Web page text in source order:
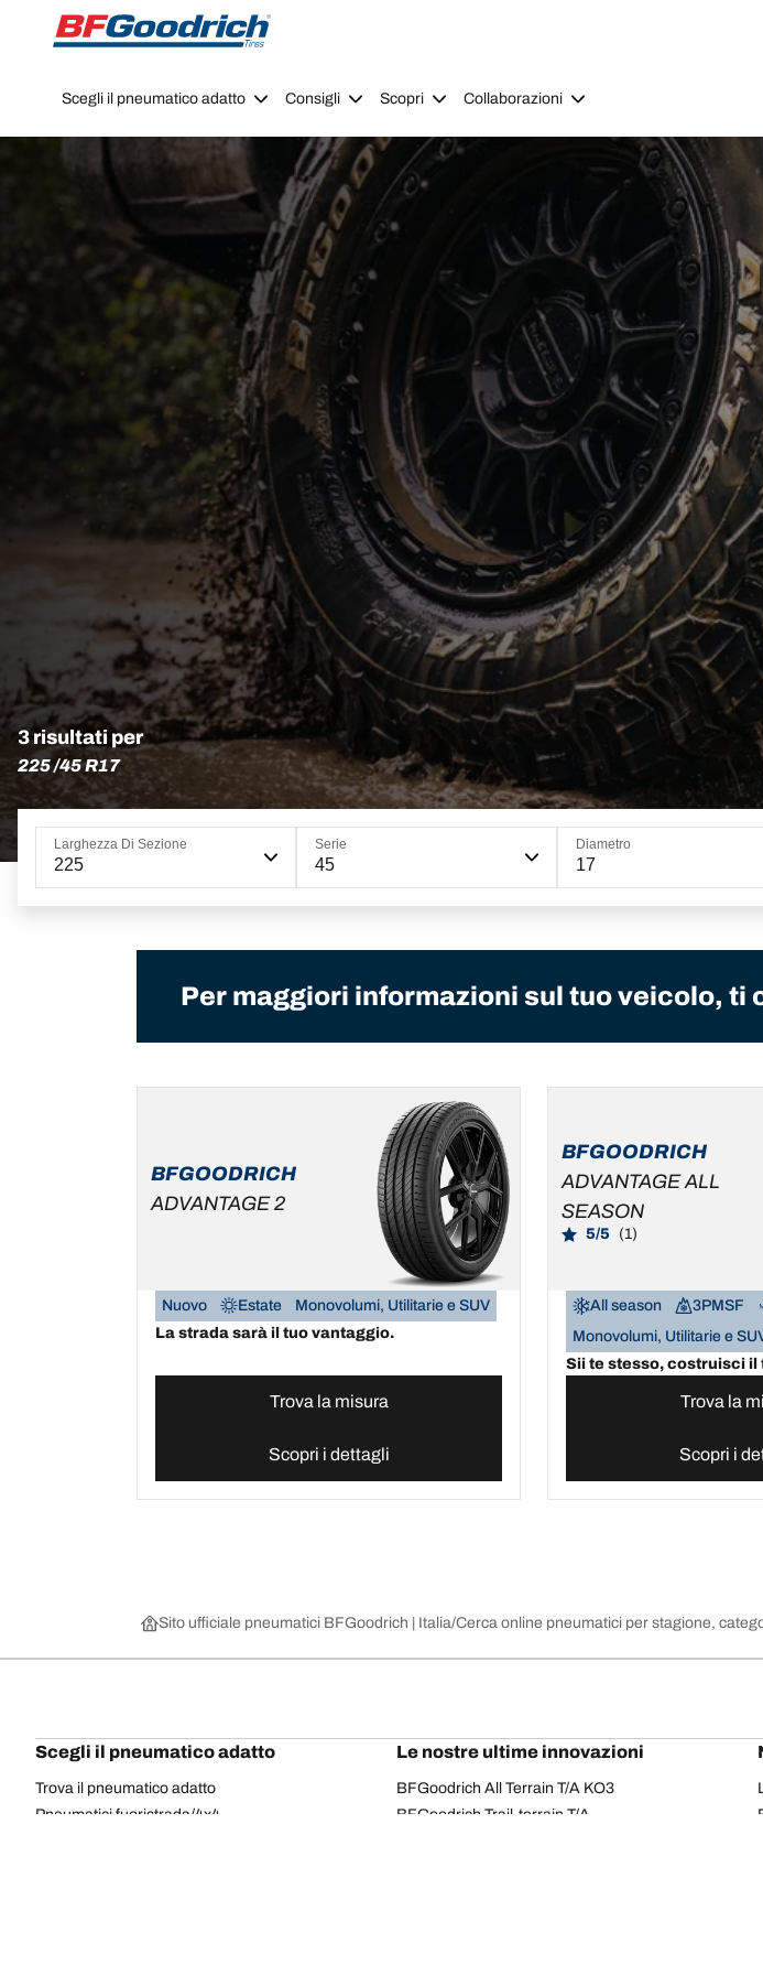
Go to page content
Go to page navigation
Scegli il pneumatico adatto Consigli Scopri Collaborazioni
3 risultati per
225 /45 R17
Larghezza Di Sezione
225
Serie
45
Diametro
17
Per maggiori informazioni sul tuo veicolo,
BFGOODRICH
ADVANTAGE 2
Nuovo Estate
Monovolumi, Utilitarie e SUV
La strada sarà il tuo vantaggio.
Trova la misura
Scopri i dettagli
BFGOODRICH
ADVANTAGE ALL
SEASON
5/5 (1)
All season 3PMSF
Monovolumi, Utilitarie e
Sii te stesso, costruisci il
Trova la
Scopri i
Sito ufficiale pneumatici BFGoodrich | Italia Cerca online pneumatici per stagione,
Scegli il pneumatico adatto
Trova il pneumatico adatto
Pneumatici fuoristrada/4x4
Le nostre ultime innovazioni
BFGoodrich All Terrain T/A KO3
BFGoodrich Trail-terrain T/A